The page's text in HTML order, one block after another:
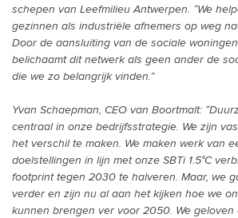
schepen van Leefmilieu Antwerpen. “We
gezinnen als industriële afnemers op weg
Door de aansluiting van de sociale
belichaamt dit netwerk als geen ander de
die we zo belangrijk vinden.”
Yvan Schaepman, CEO van Boortmalt:
centraal in onze bedrijfsstrategie. We zijn
het verschil te maken. We maken werk van
doelstellingen in lijn met onze SBTi 1.5°C
footprint tegen 2030 te halveren. Maar, we
verder en zijn nu al aan het kijken hoe we
kunnen brengen ver voor 2050. We